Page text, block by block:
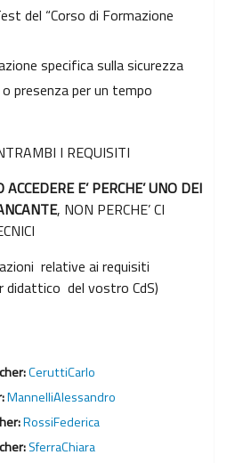
del “Corso di Formazione
specifica sulla sicurezza
presenza per un tempo
I REQUISITI
E’ PERCHE’ UNO DEI
, NON PERCHE’ CI
relative ai requisiti
del vostro CdS)
CeruttiCarlo
MannelliAlessandro
RossiFederica
SferraChiara